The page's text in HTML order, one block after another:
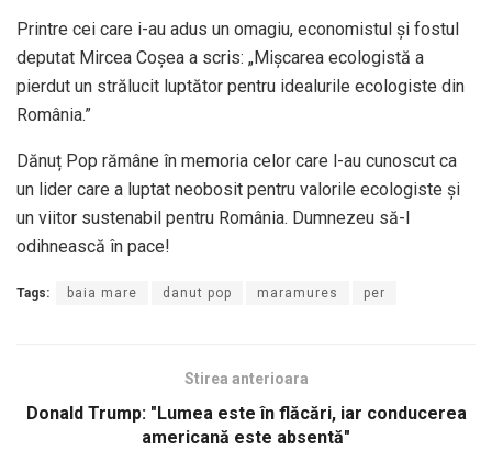
Printre cei care i-au adus un omagiu, economistul și fostul
deputat Mircea Coșea a scris: „Mișcarea ecologistă a
pierdut un strălucit luptător pentru idealurile ecologiste din
România.”
Dănuț Pop rămâne în memoria celor care l-au cunoscut ca
un lider care a luptat neobosit pentru valorile ecologiste și
un viitor sustenabil pentru România. Dumnezeu să-l
odihnească în pace!
Tags: baia mare danut pop maramures per
Stirea anterioara
Donald Trump: "Lumea este în flăcări, iar conducerea
americană este absentă"